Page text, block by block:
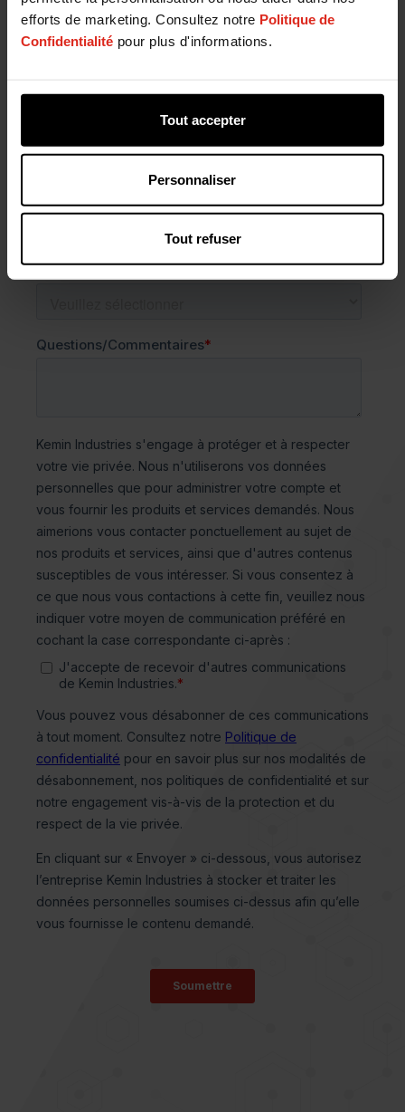
efforts de marketing. Consultez notre Politique de
Confidentialité pour plus d'informations.
Tout accepter
Personnaliser
Tout refuser